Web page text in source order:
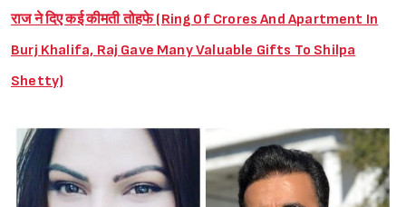
राज ने दिए कई कीमती तोहफे (Ring Of Crores And Apartment In
Burj Khalifa, Raj Gave Many Valuable Gifts To Shilpa
Shetty)